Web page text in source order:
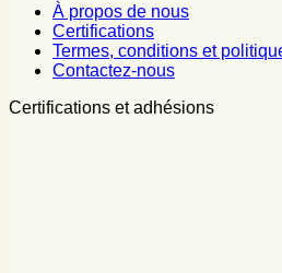
À propos de nous
Certifications
Termes, conditions et
Contactez-nous
Certifications et adhésions